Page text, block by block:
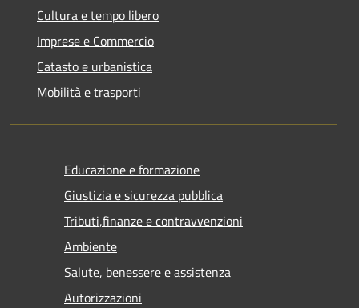
Cultura e tempo libero
Imprese e Commercio
Catasto e urbanistica
Mobilità e trasporti
Educazione e formazione
Giustizia e sicurezza pubblica
Tributi,finanze e contravvenzioni
Ambiente
Salute, benessere e assistenza
Autorizzazioni